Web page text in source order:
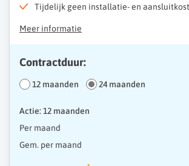
Tijdelijk geen installatie- en
Meer informatie
Contractduur:
12 maanden 24 maanden
Actie: 12 maanden
Per maand
Gem. per maand